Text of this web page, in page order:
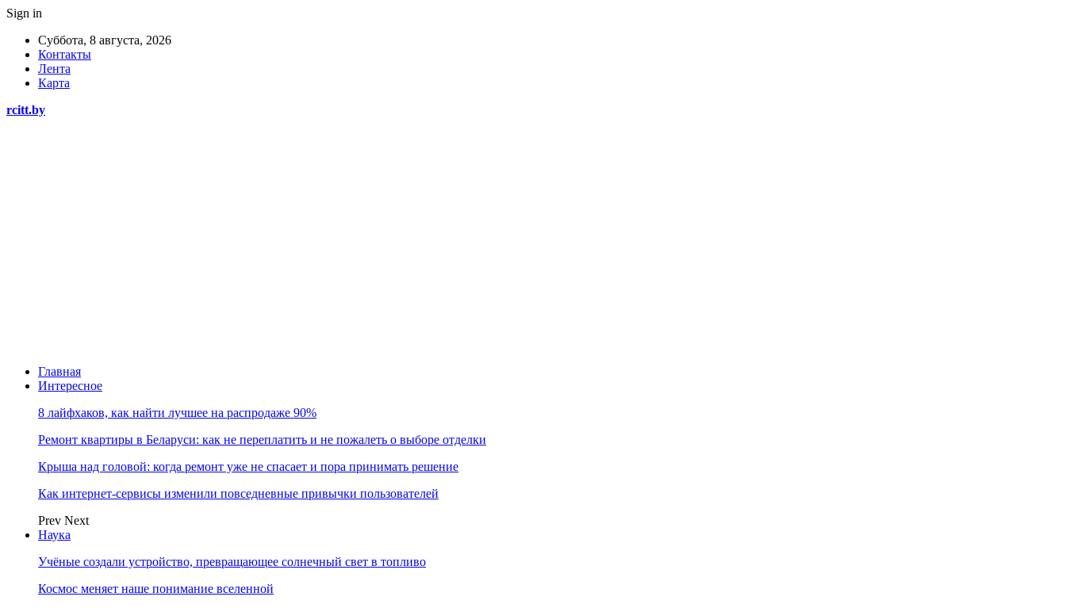
Sign in
Суббота, 8 августа, 2026
Контакты
Лента
Карта
rcitt.by
Главная
Интересное
8 лайфхаков, как найти лучшее на распродаже 90%
Ремонт квартиры в Беларуси: как не переплатить и не пожалеть о выборе отделки
Крыша над головой: когда ремонт уже не спасает и пора принимать решение
Как интернет-сервисы изменили повседневные привычки пользователей
Prev Next
Наука
Учёные создали устройство, превращающее солнечный свет в топливо
Космос меняет наше понимание вселенной